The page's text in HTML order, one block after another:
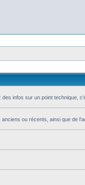
infos sur un point technique,
ou récents, ainsi que de